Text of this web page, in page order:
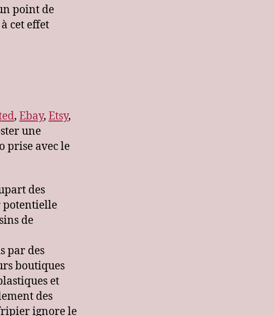
point de
cet effet
, Ebay, Etsy,
une
prise avec le
des
potentielle
de
par des
boutiques
et
des
ignore le